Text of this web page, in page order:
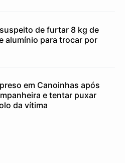
de furtar 8 kg de
alumínio para trocar por
em Canoinhas após
e tentar puxar
da vítima